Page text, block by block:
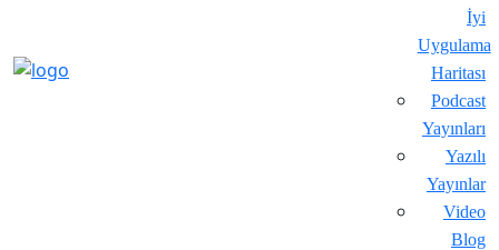
İyi
Uygulama
Haritası
Podcast
Yayınları
Yazılı
Yayınlar
Video
Blog